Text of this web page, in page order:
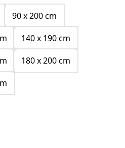
90 x 200 cm
140 x 190 cm
180 x 200 cm